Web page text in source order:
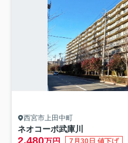
西宮市上田中町
ネオコーポ武庫川